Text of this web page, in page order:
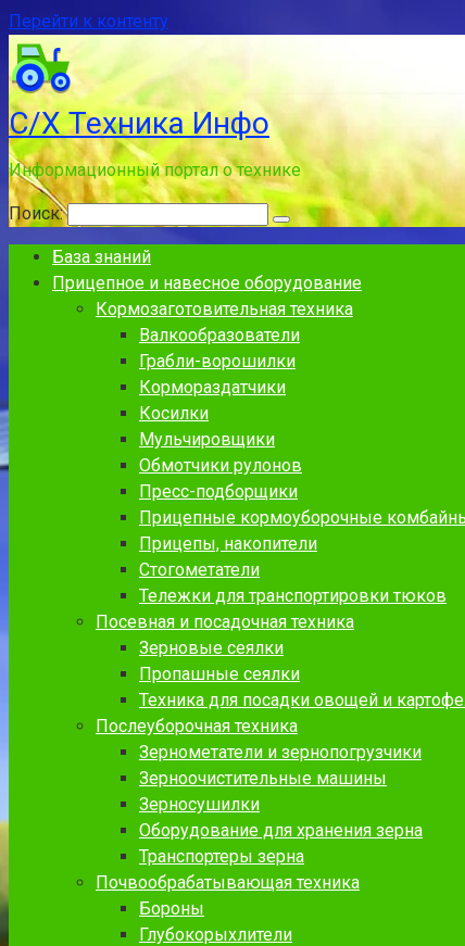
Перейти к контенту
С/Х Техника Инфо
Информационный портал о технике
Поиск:
База знаний
Прицепное и навесное оборудование
Кормозаготовительная техника
Валкообразователи
Грабли-ворошилки
Кормораздатчики
Косилки
Мульчировщики
Обмотчики рулонов
Пресс-подборщики
Прицепные кормоуборочные
Прицепы, накопители
Стогометатели
Тележки для транспортировки тюков
Посевная и посадочная техника
Зерновые сеялки
Пропашные сеялки
Техника для посадки овощей и
Послеуборочная техника
Зернометатели и зернопогрузчики
Зерноочистительные машины
Зерносушилки
Оборудование для хранения зерна
Транспортеры зерна
Почвообрабатывающая техника
Бороны
Глубокорыхлители